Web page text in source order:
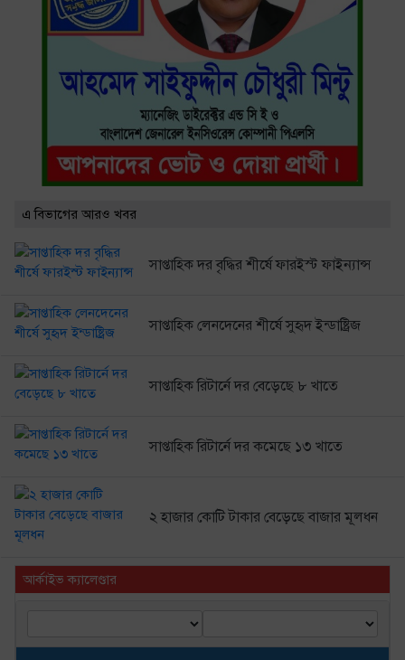
এ বিভাগের আরও খবর
সাপ্তাহিক দর বৃদ্ধির শীর্ষে ফারইস্ট ফাইন্যান্স
সাপ্তাহিক লেনদেনের শীর্ষে সুহৃদ ইন্ডাষ্ট্রিজ
সাপ্তাহিক রিটার্নে দর বেড়েছে ৮ খাতে
সাপ্তাহিক রিটার্নে দর কমেছে ১৩ খাতে
২ হাজার কোটি টাকার বেড়েছে বাজার মূলধন
আর্কাইভ ক্যালেণ্ডার